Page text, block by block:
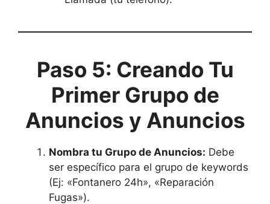
Paso 5: Creando Tu
Primer Grupo de
Anuncios y Anuncios
Nombra tu Grupo de Anuncios: Debe
ser específico para el grupo de keywords
(Ej: «Fontanero 24h», «Reparación
Fugas»).